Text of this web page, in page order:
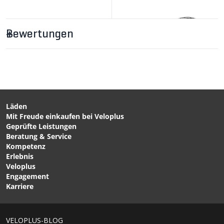
CHF 4.90
FELGENBAND aus
Polyurethan Blau von
SCHWALBE
CHF 51.90
Bewertungen
Läden
Mit Freude einkaufen bei Veloplus
Geprüfte Leistungen
Beratung & Service
Kompetenz
Erlebnis
Veloplus
Engagement
Karriere
VELOPLUS-BLOG